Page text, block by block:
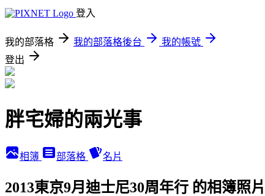
登入
我的部落格 我的部落格後台
我的帳號
登出
胖宅婦的兩光事
相簿 部落格 名片
2013東京9月迪士尼30周年行 的相簿照片